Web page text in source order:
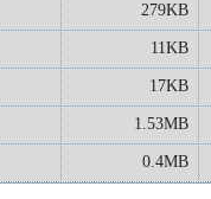
279KB
11KB
17KB
1.53MB
0.4MB